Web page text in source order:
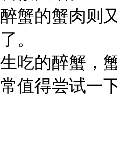
醉蟹的蟹肉则
了。
生吃的醉蟹，
常值得尝试一